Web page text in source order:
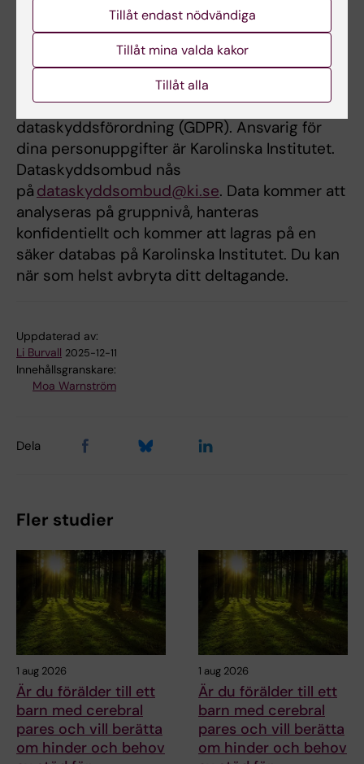
Hantering av personuppgifter
All hantering av personuppgifterna i projektet
sker i enlighet med EU:s
dataskyddsförordning (GDPR). Ansvarig för
dina personuppgifter är Karolinska Institutet.
Dataskyddsombud nås
på dataskyddsombud@ki.se. Data kommer att
analyseras på gruppnivå, hanteras
konfidentiellt och kommer att lagras på en
säker databas på Karolinska Institutet. Du kan
när som helst avbryta ditt deltagande.
Uppdaterad av:
Li Burvall 2025-12-11
Innehållsgranskare:
Moa Warnström
Dela
Fler studier
1 aug 2026
Är du förälder till ett
barn med cerebral
pares och vill berätta
om hinder och behov
1 aug 2026
Är du förälder till ett
barn med cerebral
pares och vill berätta
om hinder och behov
Tillåt endast nödvändiga
Tillåt mina valda kakor
Tillåt alla